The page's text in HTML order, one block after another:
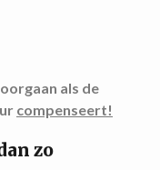
als de
compenseert!
zo